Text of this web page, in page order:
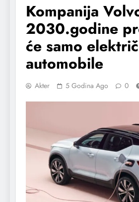
Kompanija
2030.godine
će samo
automobile
Akter 5 Godina Ago 0